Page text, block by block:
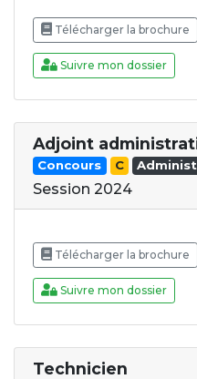
Télécharger la brochure
Suivre mon dossier
Adjoint
Concours C
Session 2024
Télécharger la brochure
Suivre mon dossier
Technicien